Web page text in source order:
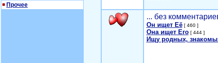
Прочее
... без
Он ищет Её[ 460 ]
Она ищет Его[ 444 ]
Ищу родных,